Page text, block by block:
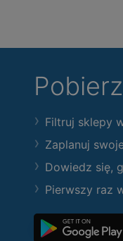
Filtruj sklepy
Zaplanuj
Dowiedz się,
Pierwszy raz